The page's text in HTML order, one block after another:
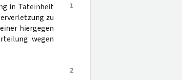
1
in Tateinheit
zu
hiergegen
wegen
2